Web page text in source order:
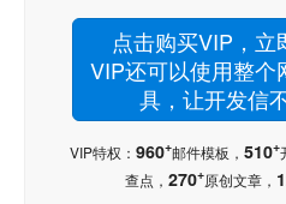
点击购买VIP，立
VIP还可以使用整个
具，让开发信
VIP特权： 960+邮件模板， 510+
查点， 270+原创文章，